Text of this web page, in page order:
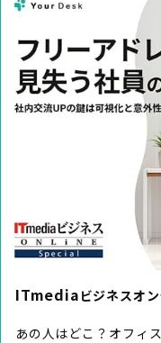
ITmedia ビジネスオ
あの人はどこ？―――オフ